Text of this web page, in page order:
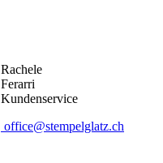
Rachele
Ferarri
Kundenservice
office@stempelglatz.ch